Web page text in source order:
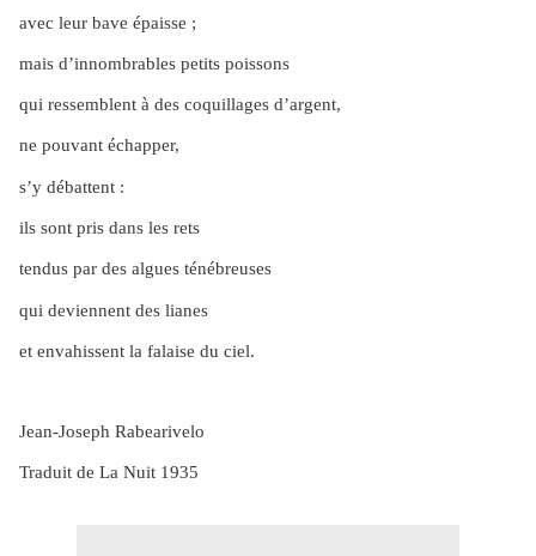
avec leur bave épaisse ;
mais d’innombrables petits poissons
qui ressemblent à des coquillages d’argent,
ne pouvant échapper,
s’y débattent :
ils sont pris dans les rets
tendus par des algues ténébreuses
qui deviennent des lianes
et envahissent la falaise du ciel.
Jean-Joseph Rabearivelo
Traduit de La Nuit 1935